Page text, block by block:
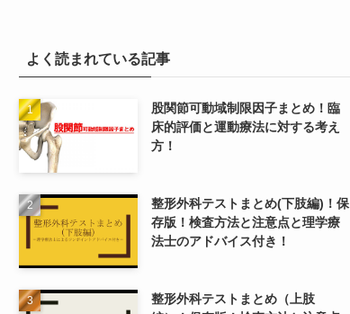
よく読まれている記事
股関節可動域制限因子まとめ！臨
床的評価と運動療法に対する考え
方！
整形外科テストまとめ(下肢編)！保
存版！検査方法と注意点と理学療
法士のアドバイス付き！
整形外科テストまとめ（上肢